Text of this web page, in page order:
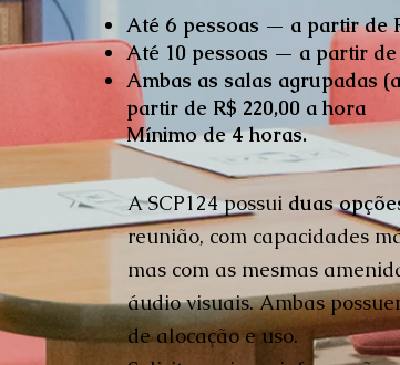
Até 6 pessoas — a partir de
Até 10 pessoas — a partir de
Ambas as salas agrupadas
partir de R$ 220,00 a hora
Mínimo de 4 horas.
A SCP124 possui duas
reunião, com capacidades
mas com as mesmas
áudio visuais. Ambas
de alocação e uso.